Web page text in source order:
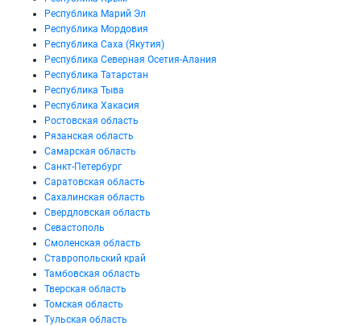
Республика Марий Эл
Республика Мордовия
Республика Саха (Якутия)
Республика Северная Осетия-Алания
Республика Татарстан
Республика Тыва
Республика Хакасия
Ростовская область
Рязанская область
Самарская область
Санкт-Петербург
Саратовская область
Сахалинская область
Свердловская область
Севастополь
Смоленская область
Ставропольский край
Тамбовская область
Тверская область
Томская область
Тульская область